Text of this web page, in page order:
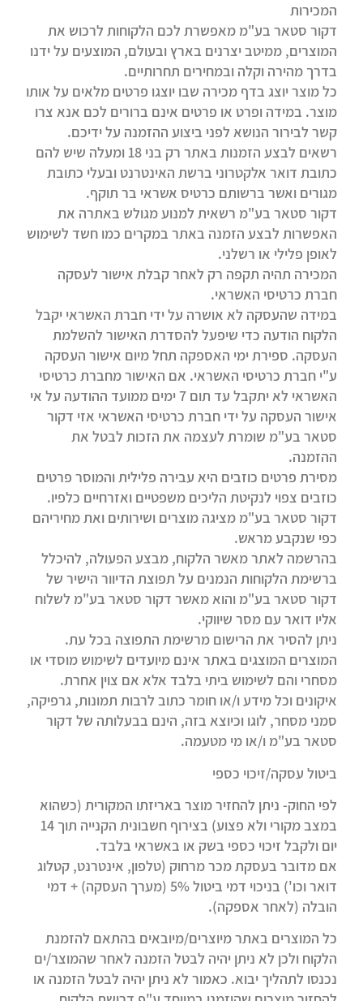
המכירות
דקור סטאר בע"מ מאפשרת לכם הלקוחות לרכוש את
המוצרים, ממיטב יצרנים בארץ ובעולם, המוצעים על ידנו
בדרך מהירה וקלה ובמחירים תחרותיים.
כל מוצר יוצג בדף מכירה שבו יוצגו פרטים מלאים על אותו
מוצר. במידה ופרט או פרטים אינם ברורים לכם אנא צרו
קשר לבירור הנושא לפני ביצוע ההזמנה על ידיכם.
רשאים לבצע הזמנות באתר רק בני 18 ומעלה שיש להם
כתובת דואר אלקטרוני ברשת האינטרנט ובעלי כתובת
מגורים ואשר ברשותם כרטיס אשראי בר תוקף.
דקור סטאר בע"מ רשאית למנוע מגולש באתרה את
האפשרות לבצע הזמנה באתר במקרים כמו חשד לשימוש
לאופן פלילי או רשלני.
המכירה תהיה תקפה רק לאחר קבלת אישור לעסקה
חברת כרטיסי האשראי.
במידה שהעסקה לא אושרה על ידי חברת האשראי יקבל
הלקוח הודעה כדי שיפעל להסדרת האישור להשלמת
העסקה. ספירת ימי האספקה תחל מיום אישור העסקה
ע"י חברת כרטיסי האשראי. אם האישור מחברת כרטיסי
האשראי לא יתקבל עד תום 7 ימים ממועד ההודעה על אי
אישור העסקה על ידי חברת כרטיסי האשראי אזי דקור
סטאר בע"מ שומרת לעצמה את הזכות לבטל את
ההזמנה.
מסירת פרטים כוזבים היא עבירה פלילית והמוסר פרטים
כוזבים צפוי לנקיטת הליכים משפטיים ואזרחיים כלפיו.
דקור סטאר בע"מ מציגה מוצרים ושירותים ואת מחיריהם
כפי שנקבע מראש.
בהרשמה לאתר מאשר הלקוח, מבצע הפעולה, להיכלל
ברשימת הלקוחות הנמנים על תפוצת הדיוור הישיר של
דקור סטאר בע"מ והוא מאשר דקור סטאר בע"מ לשלוח
אליו דואר עם מסר שיווקי.
ניתן להסיר את הרישום מרשימת התפוצה בכל עת.
המוצרים המוצגים באתר אינם מיועדים לשימוש מוסדי או
מסחרי והם לשימוש ביתי בלבד אלא אם צוין אחרת.
איקונים וכל מידע ו/או חומר כתוב לרבות תמונות, גרפיקה,
סמני מסחר, לוגו וכיוצא בזה, הינם בבעלותה של דקור
סטאר בע"מ ו/או מי מטעמה.
ביטול עסקה/זיכוי כספי
לפי החוק- ניתן להחזיר מוצר באריזתו המקורית (כשהוא
במצב מקורי ולא פצוע) בצירוף חשבונית הקנייה תוך 14
יום ולקבל זיכוי כספי בשק או באשראי בלבד.
אם מדובר בעסקת מכר מרחוק (טלפון, אינטרנט, קטלוג
דואר וכו') בניכוי דמי ביטול 5% (מערך העסקה) + דמי
הובלה (לאחר אספקה).
כל המוצרים באתר מיוצרים/מיובאים בהתאם להזמנת
הלקוח ולכן לא ניתן יהיה לבטל הזמנה לאחר שהמוצר/ים
נכנסו לתהליך יבוא. כאמור לא ניתן יהיה לבטל הזמנה או